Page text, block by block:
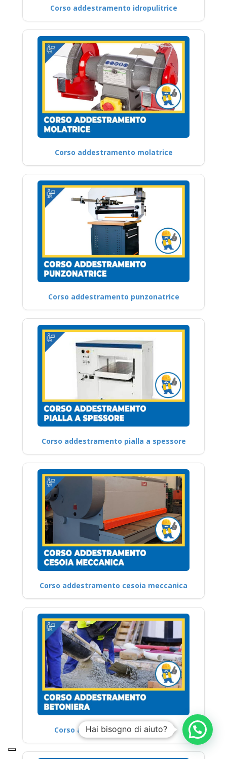
Corso addestramento idropulitrice
Corso addestramento molatrice
Corso addestramento punzonatrice
Corso addestramento pialla a spessore
Corso addestramento cesoia meccanica
Corso addestramento betoniera
Hai bisogno di aiuto?